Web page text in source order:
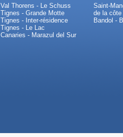
Val Thorens - Le Schuss
Tignes - Grande Motte
Tignes - Inter-résidence
Tignes - Le Lac
Canaries - Marazul del Sur
Saint-
de la côte
Bandol -